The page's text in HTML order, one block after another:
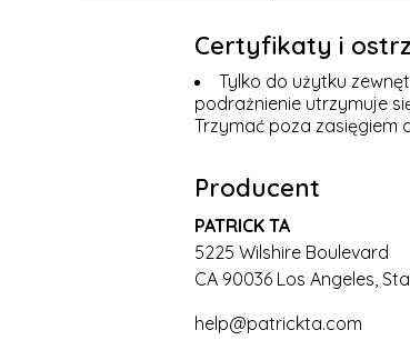
Certyfikaty i
Tylko do użytku
podrażnienie utrzymuje
Trzymać poza zasięgiem
Producent
PATRICK TA
5225 Wilshire Boulevard
CA 90036 Los Angeles,
help@patrickta.com